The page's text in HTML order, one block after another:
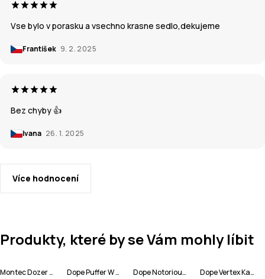
Vse bylo v porasku a vsechno krasne sedlo,dekujeme
František 9. 2. 2025
Bez chyby 👍
Ivana 26. 1. 2025
Více hodnocení
Produkty, které by se Vám mohly líbit
Montec Dozer W Lyžařské Kalhoty Dámské
Dope Puffer W Full Zip Bunda na Snowboard Dámské
Dope Notorious B.I.B W Kalhoty na Snowboard Dámské
Dope Vertex Kalhoty na Snowboard Pánské